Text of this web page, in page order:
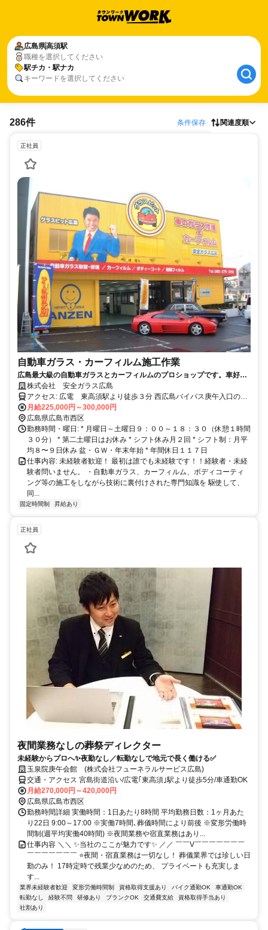
広島県高須駅
職種を選択してください
駅チカ・駅ナカ
キーワードを選択してください
286件 条件保存 関連度順
正社員
自動車ガラス・カーフィルム施工作業
広島最大級の自動車ガラスとカーフィルムのプロショップです。車好き
の方、広島で働きたい方ご応募下さい。
株式会社 安全ガラス広島
アクセス: 広電 東高須駅より徒歩３分 西広島バイパス庚午入口の側
道入って二軒目です。
月給225,000円～300,000円
広島県広島市西区
勤務時間・曜日: * 月曜日～土曜日９：００～１８：３０（休憩１時間
３０分） * 第二土曜日はお休み * シフト休み月２回 * シフト制：月平
均８〜９日休み 盆・ＧＷ・年末年始 * 年間休日１１７日
仕事内容: 未経験者歓迎！ 最初は誰でも未経験です！！経験者・未経
験者問いません。 ・自動車ガラス、カーフィルム、ボディコーティ
ング等の施工をしながら技術に裏付けされた専門知識を 駆使して、
同...
固定時間制 昇給あり
正社員
夜間業務なしの葬祭ディレクター
未経験からプロへ✨夜勤なし／転勤なしで地元で長く働ける✅
玉泉院庚午会館 (株式会社フューネラルサービス広島)
交通・アクセス 宮島街道沿い/広電｢東高須｣駅より徒歩5分/車通勤OK
月給270,000円～420,000円
広島県広島市西区
勤務時間詳細 実働時間：1日あたり8時間 平均勤務日数：1ヶ月あた
り22日 9:00～17:00 ※実働7時間､葬儀時間により前後 ※変形労働時
間制(週平均実働40時間) ※夜間業務や宿直業務はあり...
仕事内容 ＼＼ ✨当社のここが魅力です✨ ／／ ￣￣V￣￣￣￣￣￣￣
￣￣￣￣￣￣￣ ⭐夜間・宿直業務は一切なし！ 葬儀業界では珍しい日
勤のみ！ 17時定時で残業少なめのため、 プライベートも充実しま
す...
業界未経験者歓迎 変形労働時間制 資格取得支援あり バイク通勤OK
車通勤OK
転勤なし
経験不問 研修あり ブランクOK 交通費支給
資格取得手当あり
社割あり